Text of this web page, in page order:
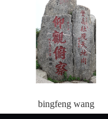
bingfeng wang